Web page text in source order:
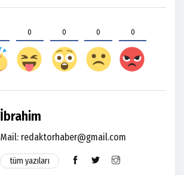
0 0 0 0
İbrahim
Mail: redaktorhaber@gmail.com
tüm yazıları